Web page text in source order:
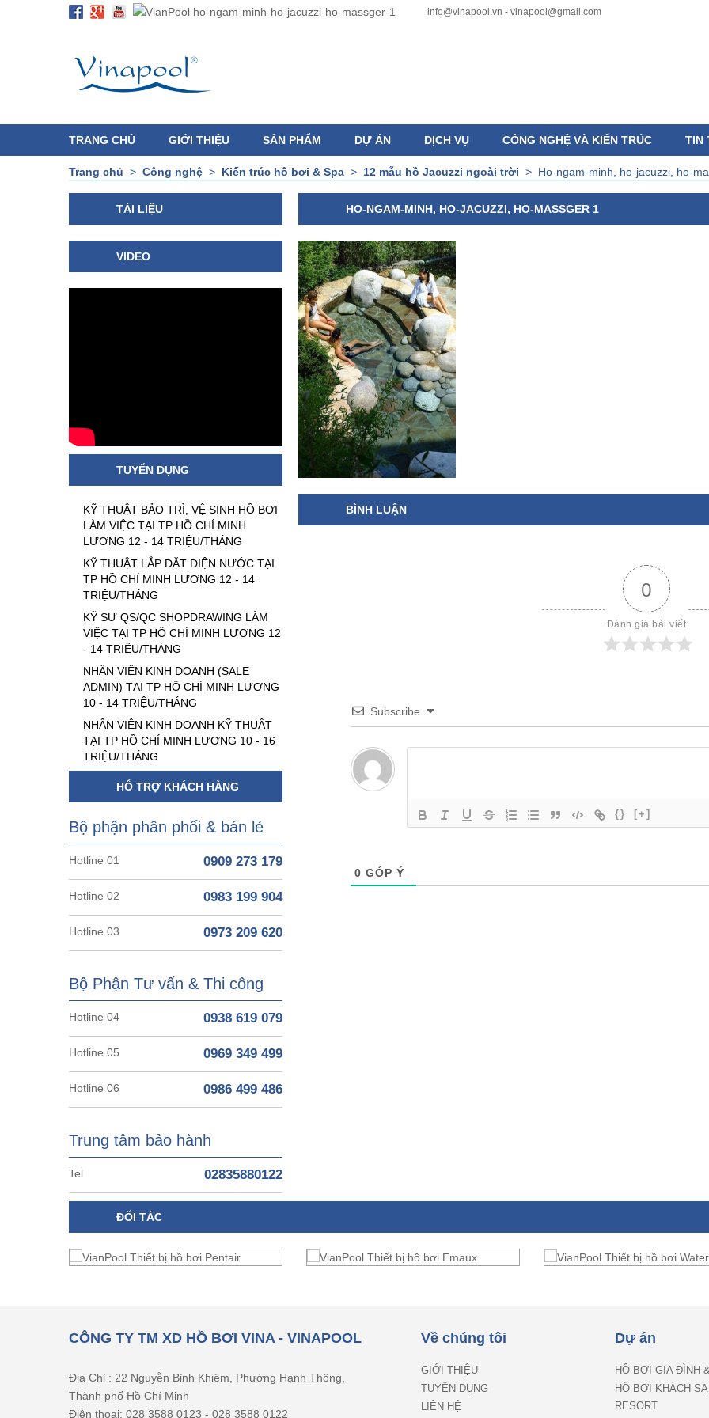
info@vinapool.vn - vinapool@gmail.com
TRANG CHỦ GIỚI THIỆU SẢN PHẨM DỰ ÁN DỊCH VỤ CÔNG NGHỆ VÀ KIẾN TRÚC TIN
Trang chủ > Công nghệ > Kiến trúc hồ bơi & Spa > 12 mẫu hồ Jacuzzi ngoài trời > Ho-ngam-minh, ho-jacuzzi, ho-
TÀI LIỆU
VIDEO
TUYỂN DỤNG
KỸ THUẬT BẢO TRÌ, VỆ SINH HỒ BƠI
LÀM VIỆC TẠI TP HỒ CHÍ MINH
LƯƠNG 12 - 14 TRIỆU/THÁNG
KỸ THUẬT LẮP ĐẶT ĐIỆN NƯỚC TẠI
TP HỒ CHÍ MINH LƯƠNG 12 - 14
TRIỆU/THÁNG
KỸ SƯ QS/QC SHOPDRAWING LÀM
VIỆC TẠI TP HỒ CHÍ MINH LƯƠNG 12
- 14 TRIỆU/THÁNG
NHÂN VIÊN KINH DOANH (SALE
ADMIN) TẠI TP HỒ CHÍ MINH LƯƠNG
10 - 14 TRIỆU/THÁNG
NHÂN VIÊN KINH DOANH KỸ THUẬT
TẠI TP HỒ CHÍ MINH LƯƠNG 10 - 16
TRIỆU/THÁNG
HỖ TRỢ KHÁCH HÀNG
Bộ phận phân phối & bán lẻ
Hotline 01 0909 273 179
Hotline 02 0983 199 904
Hotline 03 0973 209 620
Bộ Phận Tư vấn & Thi công
Hotline 04 0938 619 079
Hotline 05 0969 349 499
Hotline 06 0986 499 486
Trung tâm bảo hành
Tel 02835880122
HO-NGAM-MINH, HO-JACUZZI, HO-MASSGER 1
BÌNH LUẬN
0
Đánh giá bài viết
Subscribe
{} [+]
0 GÓP Ý
ĐỐI TÁC
CÔNG TY TM XD HỒ BƠI VINA - VINAPOOL
Địa Chỉ : 22 Nguyễn Bỉnh Khiêm, Phường Hạnh Thông,
Thành phố Hồ Chí Minh
Điện thoại: 028 3588 0123 - 028 3588 0122
Về chúng tôi
GIỚI THIỆU
TUYỂN DỤNG
LIÊN HỆ
Dự án
HỒ BƠI GIA ĐÌNH
HỒ BƠI KHÁCH
RESORT